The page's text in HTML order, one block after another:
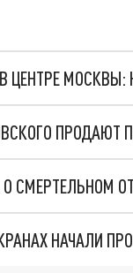
ЦЕНТРЕ
ПРОДАЮТ
НАЧАЛИ